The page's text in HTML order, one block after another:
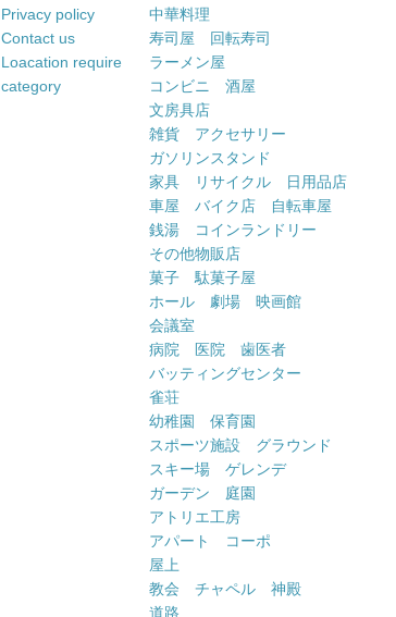
Privacy policy
Contact us
Loacation require
category
中華料理
寿司屋 回転寿司
ラーメン屋
コンビニ 酒屋
文房具店
雑貨 アクセサリー
ガソリンスタンド
家具 リサイクル 日用品店
車屋 バイク店 自転車屋
銭湯 コインランドリー
その他物販店
菓子 駄菓子屋
ホール 劇場 映画館
会議室
病院 医院 歯医者
バッティングセンター
雀荘
幼稚園 保育園
スポーツ施設 グラウンド
スキー場 ゲレンデ
ガーデン 庭園
アトリエ工房
アパート コーポ
屋上
教会 チャペル 神殿
道路